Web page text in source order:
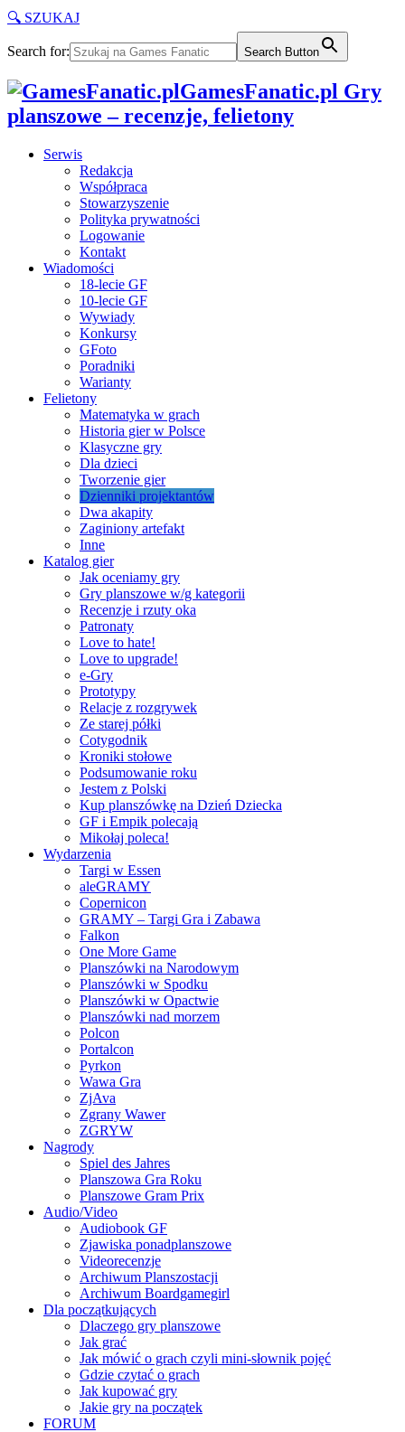
🔍 SZUKAJ
Search for: Search Button
GamesFanatic.pl Gry
planszowe – recenzje, felietony
Serwis
Redakcja
Współpraca
Stowarzyszenie
Polityka prywatności
Logowanie
Kontakt
Wiadomości
18-lecie GF
10-lecie GF
Wywiady
Konkursy
GFoto
Poradniki
Warianty
Felietony
Matematyka w grach
Historia gier w Polsce
Klasyczne gry
Dla dzieci
Tworzenie gier
Dzienniki projektantów
Dwa akapity
Zaginiony artefakt
Inne
Katalog gier
Jak oceniamy gry
Gry planszowe w/g kategorii
Recenzje i rzuty oka
Patronaty
Love to hate!
Love to upgrade!
e-Gry
Prototypy
Relacje z rozgrywek
Ze starej półki
Cotygodnik
Kroniki stołowe
Podsumowanie roku
Jestem z Polski
Kup planszówkę na Dzień Dziecka
GF i Empik polecają
Mikołaj poleca!
Wydarzenia
Targi w Essen
aleGRAMY
Copernicon
GRAMY – Targi Gra i Zabawa
Falkon
One More Game
Planszówki na Narodowym
Planszówki w Spodku
Planszówki w Opactwie
Planszówki nad morzem
Polcon
Portalcon
Pyrkon
Wawa Gra
ZjAva
Zgrany Wawer
ZGRYW
Nagrody
Spiel des Jahres
Planszowa Gra Roku
Planszowe Gram Prix
Audio/Video
Audiobook GF
Zjawiska ponadplanszowe
Videorecenzje
Archiwum Planszostacji
Archiwum Boardgamegirl
Dla początkujących
Dlaczego gry planszowe
Jak grać
Jak mówić o grach czyli mini-słownik pojęć
Gdzie czytać o grach
Jak kupować gry
Jakie gry na początek
FORUM